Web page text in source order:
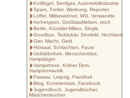
Kotflügel, Senfgas, Automobilindustrie
Spam, Trottel, Werbung, Reporter
Löffel, Mitbewohner, WG, Verwandte
Archetypen, Großstadtleben, reich
Berlin, Künstler-Milieu, Single
Goodbye, Teddybär, Sinnbild, Hochland
Gier, Macht, Geld
Hörsaal, Schlachten, Faust
Unibibliothek, Menschenblut,
Vampirjäger
Vampirhexe, Kölner Dom,
Vampirromantik
Passau. Leipzig, Frankfurt
Blog, Kommentare, Facebook
Jugendbuch, Jugendbücher,
Mädchenbücher